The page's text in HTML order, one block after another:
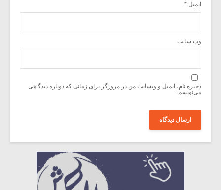
ایمیل *
وب‌ سایت
ذخیره نام، ایمیل و وبسایت من در مرورگر برای زمانی که دوباره دیدگاهی
می‌نویسم.